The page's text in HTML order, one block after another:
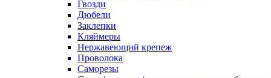
Гвозди
Дюбели
Заклепки
Кляймеры
Нержавеющий крепеж
Проволока
Саморезы